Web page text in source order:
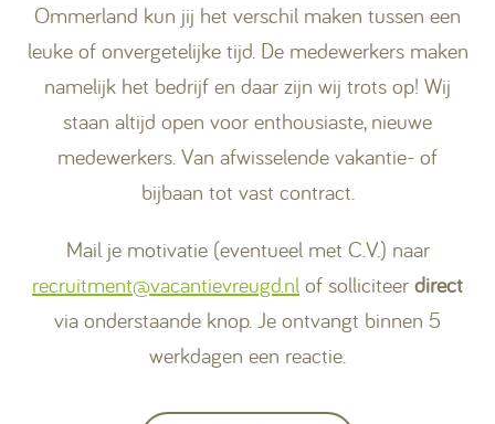
+31 (0) 529 451 362
Gastinformatie
Contact
Werken bij
Mijn Ommerland
Ommerland kun jij het verschil maken tussen een
leuke of onvergetelijke tijd. De medewerkers maken
namelijk het bedrijf en daar zijn wij trots op! Wij
staan altijd open voor enthousiaste, nieuwe
medewerkers. Van afwisselende vakantie- of
bijbaan tot vast contract.
Mail je motivatie (eventueel met C.V.) naar
recruitment@vacantievreugd.nl of solliciteer direct
via onderstaande knop. Je ontvangt binnen 5
werkdagen een reactie.